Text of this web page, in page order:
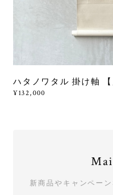
ハタノワタル 掛け軸 【
¥132,000
新商品やキャンペー